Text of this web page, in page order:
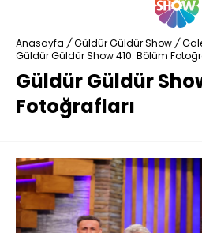
Anasayfa / Güldür Güldür Show /
Güldür Güldür Show 410. Bölüm
Güldür Güldür
Fotoğrafları